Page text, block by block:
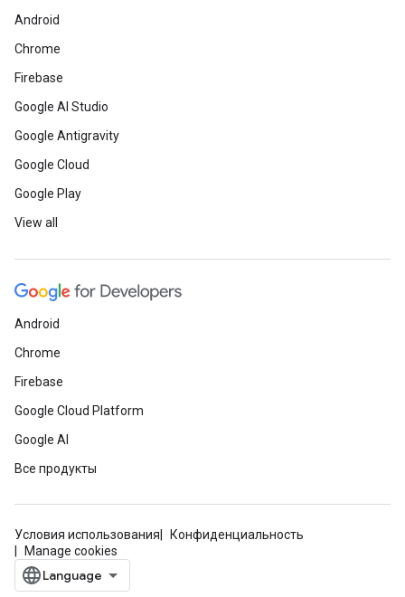
Android
Chrome
Firebase
Google AI Studio
Google Antigravity
Google Cloud
Google Play
View all
Android
Chrome
Firebase
Google Cloud Platform
Google AI
Все продукты
Условия использования
Конфиденциальность
Manage cookies